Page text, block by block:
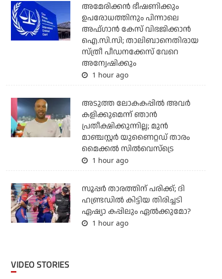
അമേരിക്കന്‍ ഭീഷണിക്കും
ഉപരോധത്തിനും പിന്നാലെ
അഫ്ഗാന്‍ കേസ് വിഭജിക്കാന്‍
ഐ.സി.സി; താലിബാനെതിരായ
സ്ത്രീ പീഡനക്കേസ് വേറെ
അന്വേഷിക്കും
1 hour ago
അടുത്ത ലോകകപ്പില്‍ അവര്‍
കളിക്കുമെന്ന് ഞാന്‍
പ്രതീക്ഷിക്കുന്നില്ല; മുന്‍
മാഞ്ചസ്റ്റര്‍ യുണൈറ്റഡ് താരം
മൈക്കൽ സില്‍വെസ്‌ട്രെ
1 hour ago
സൂപ്പര്‍ താരത്തിന് പരിക്ക്; ദി
ഹണ്ട്രഡില്‍ കിട്ടിയ തിരിച്ചടി
ഏഷ്യാ കപ്പിലും ഏല്‍ക്കുമോ?
1 hour ago
VIDEO STORIES